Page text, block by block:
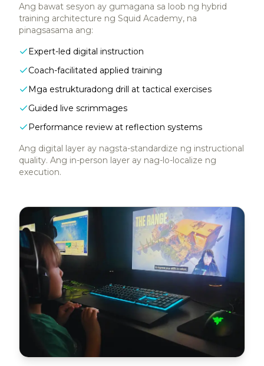
Ang bawat sesyon ay gumagana sa loob ng hybrid
training architecture ng Squid Academy, na
pinagsasama ang:
Expert-led digital instruction
Coach-facilitated applied training
Mga estrukturadong drill at tactical exercises
Guided live scrimmages
Performance review at reflection systems
Ang digital layer ay nagsta-standardize ng instructional
quality. Ang in-person layer ay nag-lo-localize ng
execution.